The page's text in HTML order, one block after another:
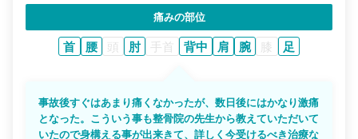
痛みの部位
首 腰 頭 肘 手首 背中 肩 腕 膝 足
事故後すぐはあまり痛くなかったが、数日後にはかなり激痛
となった。こういう事も整骨院の先生から教えていただいて
いたので身構える事が出来きて、詳しく今受けるべき治療な